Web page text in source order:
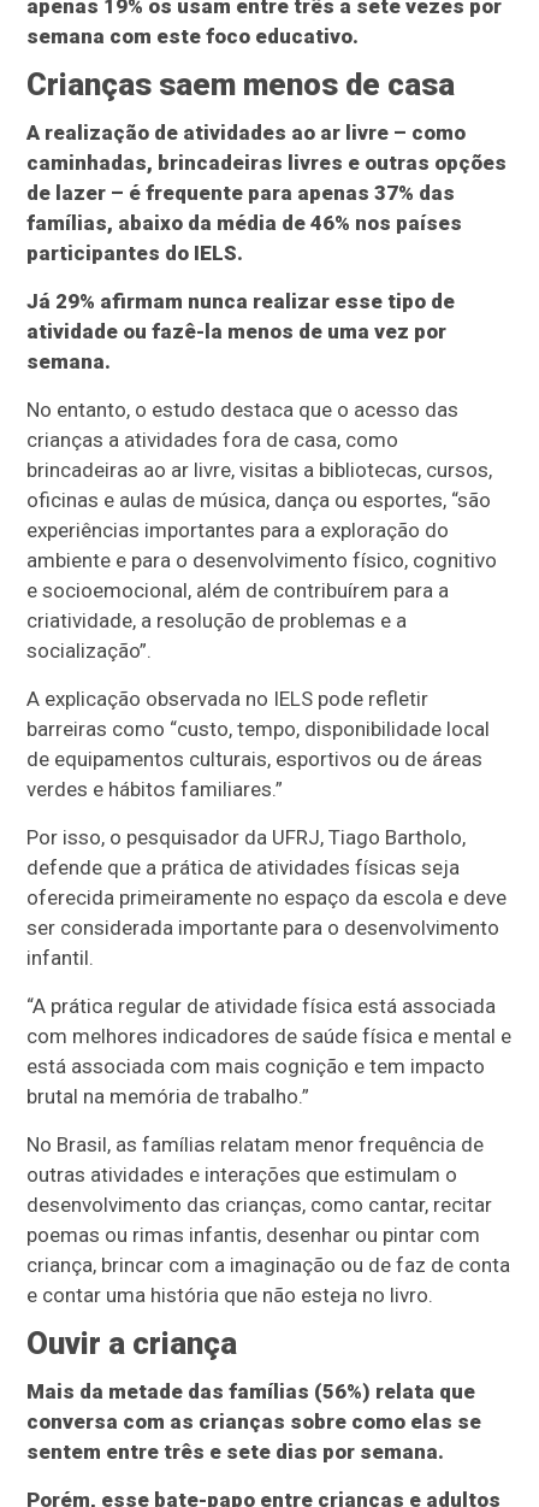
apenas 19% os usam entre três a sete vezes por
semana com este foco educativo.
Crianças saem menos de casa
A realização de atividades ao ar livre – como
caminhadas, brincadeiras livres e outras opções
de lazer – é frequente para apenas 37% das
famílias, abaixo da média de 46% nos países
participantes do IELS.
Já 29% afirmam nunca realizar esse tipo de
atividade ou fazê-la menos de uma vez por
semana.
No entanto, o estudo destaca que o acesso das
crianças a atividades fora de casa, como
brincadeiras ao ar livre, visitas a bibliotecas, cursos,
oficinas e aulas de música, dança ou esportes, “são
experiências importantes para a exploração do
ambiente e para o desenvolvimento físico, cognitivo
e socioemocional, além de contribuírem para a
criatividade, a resolução de problemas e a
socialização”.
A explicação observada no IELS pode refletir
barreiras como “custo, tempo, disponibilidade local
de equipamentos culturais, esportivos ou de áreas
verdes e hábitos familiares.”
Por isso, o pesquisador da UFRJ, Tiago Bartholo,
defende que a prática de atividades físicas seja
oferecida primeiramente no espaço da escola e deve
ser considerada importante para o desenvolvimento
infantil.
“A prática regular de atividade física está associada
com melhores indicadores de saúde física e mental e
está associada com mais cognição e tem impacto
brutal na memória de trabalho.”
No Brasil, as famílias relatam menor frequência de
outras atividades e interações que estimulam o
desenvolvimento das crianças, como cantar, recitar
poemas ou rimas infantis, desenhar ou pintar com
criança, brincar com a imaginação ou de faz de conta
e contar uma história que não esteja no livro.
Ouvir a criança
Mais da metade das famílias (56%) relata que
conversa com as crianças sobre como elas se
sentem entre três e sete dias por semana.
Porém, esse bate-papo entre crianças e adultos